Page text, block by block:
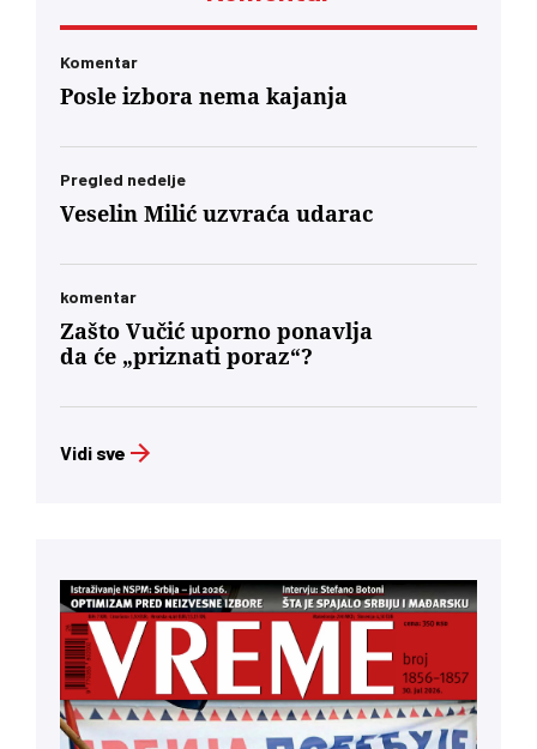
verovatno nositi veću političku težinu od glasa
Mađara u Subotici. To jeste politički škakljivo,
usidrena u 21. vek – svesno odvojena od
toksične prošlosti koja nam je trovala društvo
Komentar
Posle izbora nema kajanja
Pregled nedelje
Veselin Milić uzvraća udarac
komentar
Zašto Vučić uporno ponavlja
da će „priznati poraz“?
Vidi sve